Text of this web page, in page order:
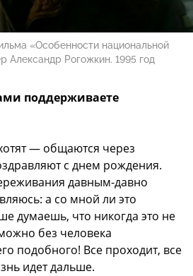
«Особенности национальной
Александр Рогожкин. 1995 год
поддерживаете
— общаются через
с днем рождения.
давным-давно
а со мной ли это
думаешь, что никогда это не
без человека
подобного! Все проходит, все
идет дальше.